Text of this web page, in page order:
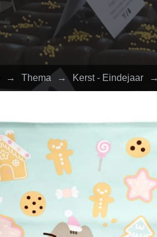
→ Thema → Kerst - Eindejaar →